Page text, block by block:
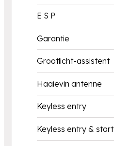
E S P
Garantie
Grootlicht-assistent
Haaievin antenne
Keyless entry
Keyless entry & start